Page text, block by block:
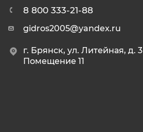
8 800 333-21-88
gidros2005@yandex.ru
г. Брянск, ул. Литейная, д. 3
Помещение 11